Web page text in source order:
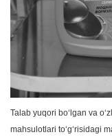
Talab yuqori boʻlgan va
mahsulotlari toʻgʻrisidagi